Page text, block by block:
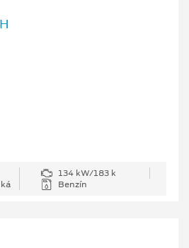
134 kW/183 k
Benzín